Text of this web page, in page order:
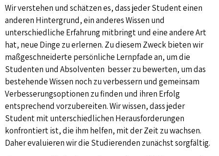
Wir verstehen und schätzen es, dass jeder Student einen
anderen Hintergrund, ein anderes Wissen und
unterschiedliche Erfahrung mitbringt und eine andere Art
hat, neue Dinge zu erlernen. Zu diesem Zweck bieten wir
maßgeschneiderte persönliche Lernpfade an, um die
Studenten und Absolventen besser zu bewerten, um das
bestehende Wissen noch zu verbessern und gemeinsam
Verbesserungsoptionen zu finden und ihren Erfolg
entsprechend vorzubereiten. Wir wissen, dass jeder
Student mit unterschiedlichen Herausforderungen
konfrontiert ist, die ihm helfen, mit der Zeit zu wachsen.
Daher evaluieren wir die Studierenden zunächst sorgfältig.